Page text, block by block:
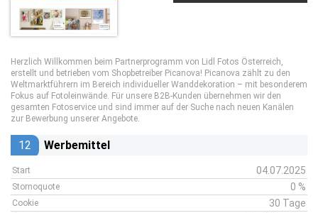
Herzlich Willkommen beim Partnerprogramm von Lidl Fotos Österreich,
erstellt und betrieben vom Shopbetreiber Picanova! Picanova zählt zu den
Weltmarktführern im Bereich individueller Wanddekoration – mit besonderem
Fokus auf Fotoleinwände. Für unsere B2B-Kunden übernehmen wir den
gesamten Fotoservice und sind immer auf der Suche nach neuen Kanälen
zur Bewerbung unserer Angebote.
12 Werbemittel
Start 04.07.2025
Stornoquote 0 %
Cookie 30 Tage